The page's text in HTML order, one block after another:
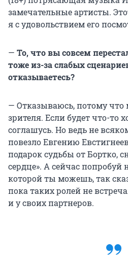
замечательные артисты.
я с удовольствием его
— То, что вы совсем
тоже из-за слабых
отказываетесь?
— Отказываюсь, потому что
зрителя. Если будет что-то
соглашусь. Но ведь не
повезло Евгению
подарок судьбы от Бортко,
сердце». А сейчас попробуй
которой ты можешь, так
пока таких ролей не
и у своих партнеров.